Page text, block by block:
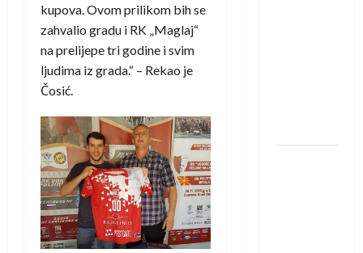
kupova. Ovom prilikom bih se
zahvalio gradu i RK „Maglaj“
na prelijepe tri godine i svim
ljudima iz grada.“ – Rekao je
Čosić.